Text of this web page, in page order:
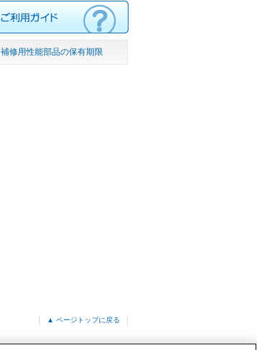
補修用性能部品の保有期限
▲ ページトップに戻る